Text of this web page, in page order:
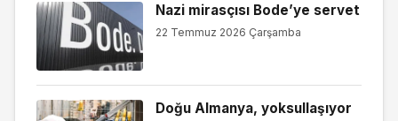
Nazi mirasçısı Bode’ye servet
22 Temmuz 2026 Çarşamba
Doğu Almanya, yoksullaşıyor